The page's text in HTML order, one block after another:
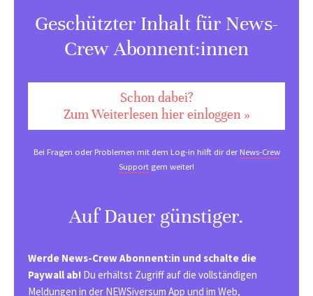
Geschützter Inhalt für News-
Crew Abonnent:innen
Schon dabei?
Zum Weiterlesen hier einloggen »
Bei Fragen oder Problemen mit dem Log-in hilft dir derNews-Crew
Support gern weiter!
Auf Dauer günstiger.
Werde News-Crew Abonnent:in und schalte die
Paywall ab! Du erhältst Zugriff auf die vollständigen
Meldungen in der NEWSiversum App und im Web,